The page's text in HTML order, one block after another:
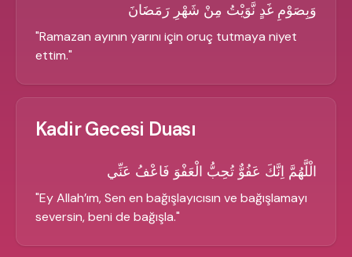
وَبِصَوْمِ غَدٍ نَّوَيْتُ مِنْ شَهْرِ رَمَضَانَ
"Ramazan ayının yarını için oruç tutmaya niyet
ettim."
Kadir Gecesi Duası
الْلَّهُمَّ اِنَّكَ عَفُوٌّ تُحِبُّ الْعَفْوَ فَاعْفُ عَنِّي
"Ey Allah’ım, Sen en bağışlayıcısın ve bağışlamayı
seversin, beni de bağışla."